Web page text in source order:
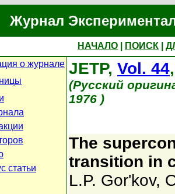
Журнал
НАЧАЛО ПОИСК
о журнале
статьи
JETP, Vol. 44
(Русский
1976 )
The
transition in
L.P. Gor'kov,